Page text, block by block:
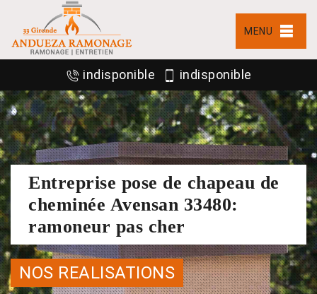
MENU
indisponible indisponible
Entreprise pose de chapeau de
cheminée Avensan 33480:
ramoneur pas cher
NOS REALISATIONS